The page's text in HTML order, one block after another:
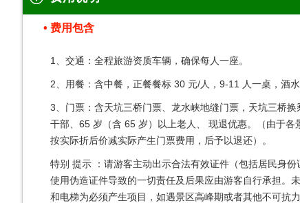
费用包含
1、交通：全程旅游资质车辆，确保每人一座。
2、用餐：含中餐，正餐餐标 30 元/人，9-11 人一桌，酒
3、门票：含天坑三桥门票、龙水峡地缝门票，天坑三桥
干部、65 岁（含 65 岁）以上老人、 现退优惠。（由于
按实际折后价减实际产生门票费用，后予以退还）。
特别 提示 ：请游客主动出示合法有效证件（包括居民身
使用伪造证件导致的一切责任及后果应由游客自行承担。
和电梯为必须产生项目，如遇景区高峰期或者其他不可抗